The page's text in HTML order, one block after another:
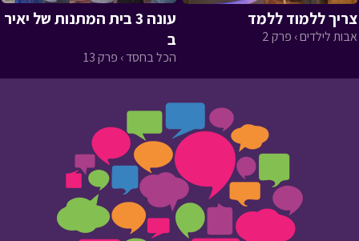
צריך ללמוד ללמד
אבות לילדים › פרק 2
עונה 3 בית המתנות של יאיר
ב
הכל בחסד › פרק 13